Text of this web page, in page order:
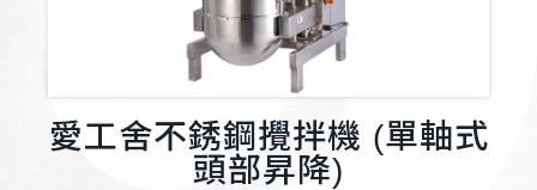
愛工舍不銹鋼攪拌機 (單軸式
頭部昇降)